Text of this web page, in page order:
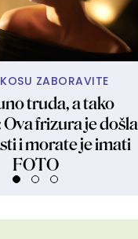
ZABORAVITE
truda, a tako
frizura je došla
i morate je imati
FOTO